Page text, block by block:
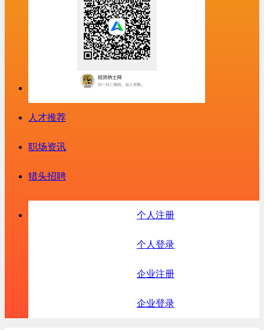
人才推荐
职场资讯
猎头招聘
个人注册
个人登录
企业注册
企业登录